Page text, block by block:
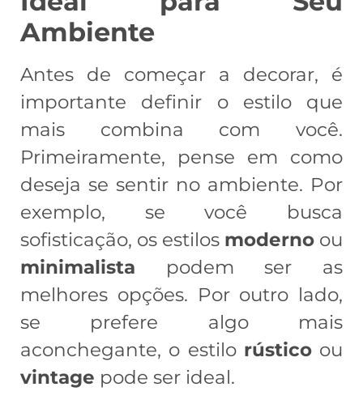
Ambiente
Antes de começar a decorar, é
importante definir o estilo que
mais combina com você.
Primeiramente, pense em como
deseja se sentir no ambiente. Por
exemplo, se você busca
sofisticação, os estilos moderno ou
minimalista podem ser as
melhores opções. Por outro lado,
se prefere algo mais
aconchegante, o estilo rústicoou
vintage pode ser ideal.